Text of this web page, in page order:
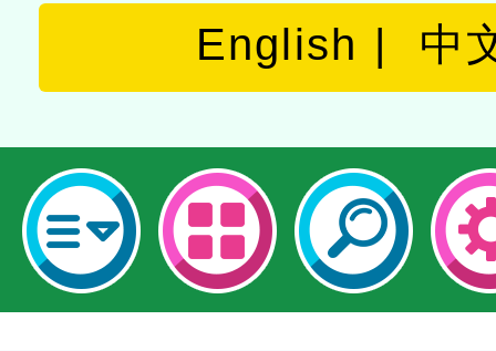
English 中